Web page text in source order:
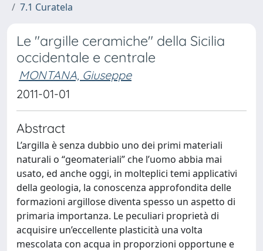
7.1 Curatela
Le "argille ceramiche" della Sicilia
occidentale e centrale
MONTANA, Giuseppe
2011-01-01
Abstract
L’argilla è senza dubbio uno dei primi materiali
naturali o “geomateriali” che l’uomo abbia mai
usato, ed anche oggi, in molteplici temi applicativi
della geologia, la conoscenza approfondita delle
formazioni argillose diventa spesso un aspetto di
primaria importanza. Le peculiari proprietà di
acquisire un’eccellente plasticità una volta
mescolata con acqua in proporzioni opportune e